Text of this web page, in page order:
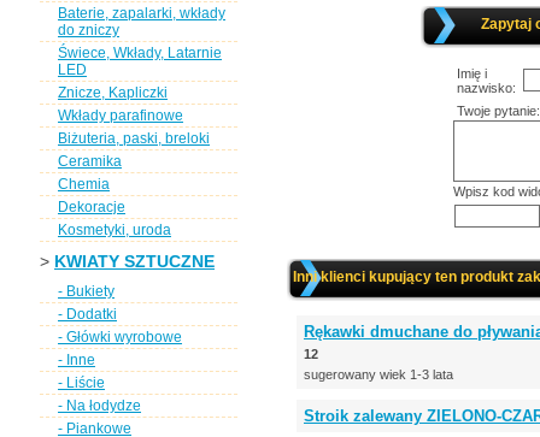
Baterie, zapalarki, wkłady
do zniczy
Świece, Wkłady, Latarnie
LED
Znicze, Kapliczki
Wkłady parafinowe
Biżuteria, paski, breloki
Ceramika
Chemia
Dekoracje
Kosmetyki, uroda
> KWIATY SZTUCZNE
- Bukiety
- Dodatki
- Główki wyrobowe
- Inne
- Liście
- Na łodydze
- Piankowe
Zapytaj
Imię i
nazwisko:
Twoje pytanie:
Wpisz kod
Inni klienci kupujący ten produkt
Rękawki dmuchane do
12
sugerowany wiek 1-3 lata
Stroik zalewany ZIELONO-